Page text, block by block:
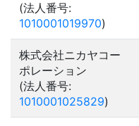
(法人番号:
1010001019970)
株式会社ニカヤコー
ポレーション
(法人番号:
1010001025829)